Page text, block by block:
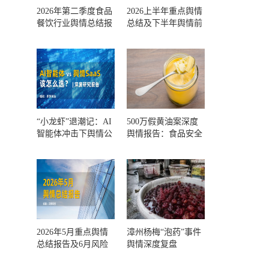
2026年第二季度食品
餐饮行业舆情总结报
测
2026上半年重点舆情
总结及下半年舆情前
“小龙虾”退潮记：AI
智能体冲击下舆情公
500万假黄油案深度
舆情报告：食品安全
一环？
2026年5月重点舆情
总结报告及6月风险
漳州杨梅“泡药”事件
舆情深度复盘